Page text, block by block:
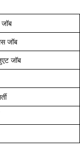
जॉब
जॉब
जॉब